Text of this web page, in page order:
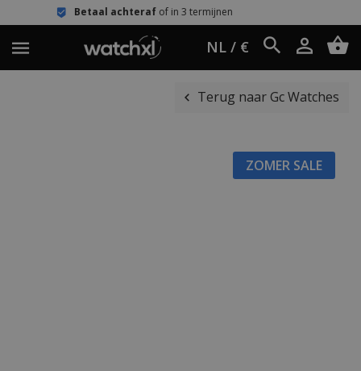
achteraf of in 3 termijnen
NL / €
Terug naar Gc Watches
ZOMER SALE